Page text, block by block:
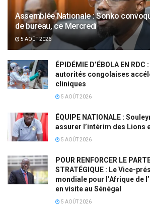
Assemblée Nationale : Sonko
de bureau, ce Mercredi
5 AOÛT 2026
ÉPIDÉMIE D’ÉBOLA EN RDC
autorités congolaises
cliniques
5 AOÛT 2026
ÉQUIPE NATIONALE :
assurer l’intérim des Lions
5 AOÛT 2026
POUR RENFORCER LE
STRATÉGIQUE : Le Vice-
mondiale pour l’Afrique de
en visite au Sénégal
5 AOÛT 2026